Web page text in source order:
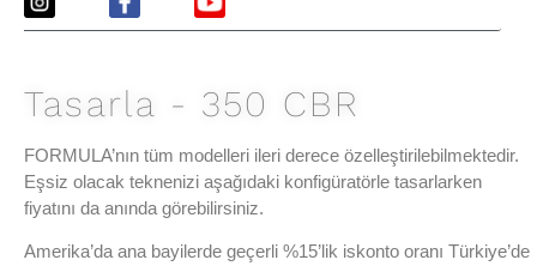
Tasarla - 350 CBR
FORMULA’nın tüm modelleri ileri derece özelleştirilebilmektedir.
Eşsiz olacak teknenizi aşağıdaki konfigüratörle tasarlarken
fiyatını da anında görebilirsiniz.
Amerika’da ana bayilerde geçerli %15’lik iskonto oranı Türkiye’de